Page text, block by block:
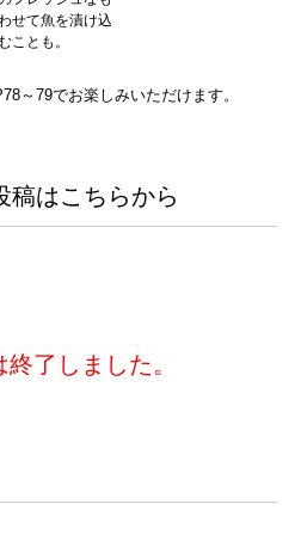
せて魚を漬け込
ことも。
～79でお楽しみいただけます。
稿はこちらから
了しました。